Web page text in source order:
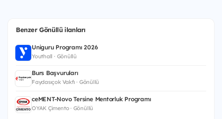
Benzer Gönüllü ilanları
Uniguru Programı 2026
Youthall · Gönüllü
Burs Başvuruları
Faydasıçok Vakfı · Gönüllü
ceMENT-Novo Tersine Mentorluk Programı
OYAK Çimento · Gönüllü